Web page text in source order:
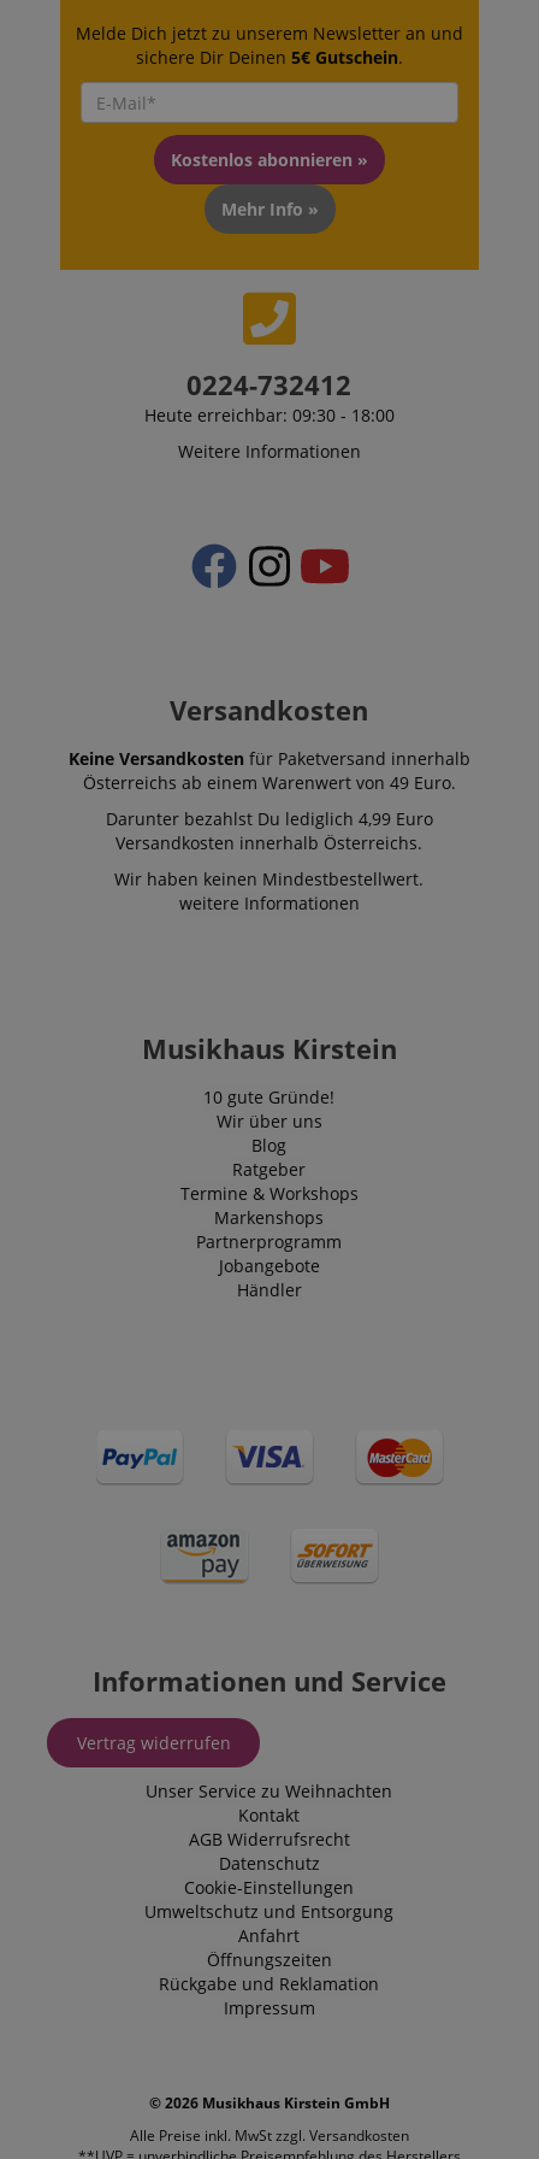
Melde Dich jetzt zu unserem Newsletter an und
sichere Dir Deinen 5€ Gutschein.
Kostenlos abonnieren »
Mehr Info »
0224-732412
Heute erreichbar: 09:30 - 18:00
Weitere Informationen
Versandkosten
Keine Versandkosten für Paketversand innerhalb
Österreichs ab einem Warenwert von 49 Euro.
Darunter bezahlst Du lediglich 4,99 Euro
Versandkosten innerhalb Österreichs.
Wir haben keinen Mindestbestellwert.
weitere Informationen
Musikhaus Kirstein
10 gute Gründe!
Wir über uns
Blog
Ratgeber
Termine & Workshops
Markenshops
Partnerprogramm
Jobangebote
Händler
Informationen und Service
Vertrag widerrufen
Unser Service zu Weihnachten
Kontakt
AGB Widerrufsrecht
Datenschutz
Cookie-Einstellungen
Umweltschutz und Entsorgung
Anfahrt
Öffnungszeiten
Rückgabe und Reklamation
Impressum
© 2026 Musikhaus Kirstein GmbH
Alle Preise inkl. MwSt zzgl. Versandkosten